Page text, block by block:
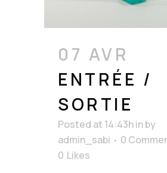
07 AVR
ENTRÉE /
SORTIE
Posted at 14:43hinby
admin_sabi
0
0 Likes